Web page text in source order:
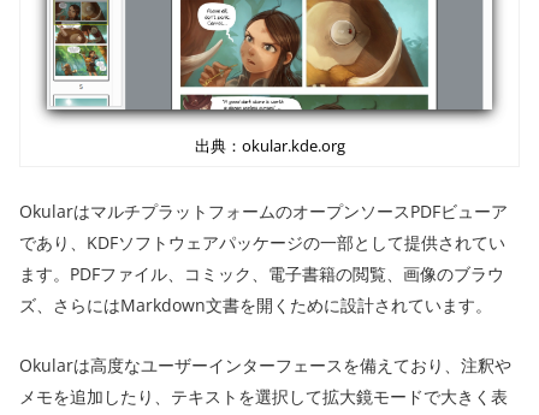
出典：okular.kde.org
OkularはマルチプラットフォームのオープンソースPDFビューア
であり、KDFソフトウェアパッケージの一部として提供されてい
ます。PDFファイル、コミック、電子書籍の閲覧、画像のブラウ
ズ、さらにはMarkdown文書を開くために設計されています。
Okularは高度なユーザーインターフェースを備えており、注釈や
メモを追加したり、テキストを選択して拡大鏡モードで大きく表